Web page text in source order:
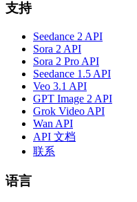
支持
Seedance 2 API
Sora 2 API
Sora 2 Pro API
Seedance 1.5 API
Veo 3.1 API
GPT Image 2 API
Grok Video API
Wan API
API 文档
联系
语言